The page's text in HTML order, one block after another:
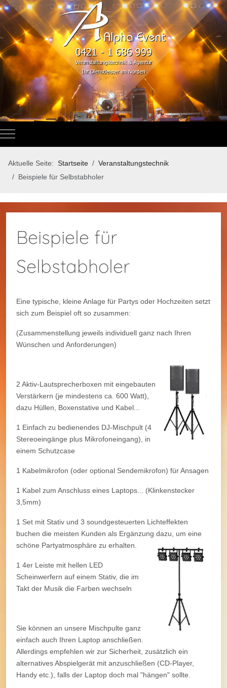
Mobile Menu Toggle
Aktuelle Seite: Startseite
Veranstaltungstechnik
Beispiele für Selbstabholer
Beispiele für
Selbstabholer
Eine typische, kleine Anlage für Partys oder Hochzeiten setzt
sich zum Beispiel oft so zusammen:
(Zusammenstellung jeweils individuell ganz nach Ihren
Wünschen und Anforderungen)
2 Aktiv-Lautsprecherboxen mit eingebauten
Verstärkern (je mindestens ca. 600 Watt),
dazu Hüllen, Boxenstative und Kabel...
1 Einfach zu bedienendes DJ-Mischpult (4
Stereoeingänge plus Mikrofoneingang), in
einem Schutzcase
1 Kabelmikrofon (oder optional Sendemikrofon) für Ansagen
1 Kabel zum Anschluss eines Laptops... (Klinkenstecker
3,5mm)
1 Set mit Stativ und 3 soundgesteuerten Lichteffekten
buchen die meisten Kunden als Ergänzung dazu, um eine
schöne Partyatmosphäre zu erhalten.
1 4er Leiste mit hellen LED
Scheinwerfern auf einem Stativ, die im
Takt der Musik die Farben wechseln
Sie können an unsere Mischpulte ganz
einfach auch Ihren Laptop anschließen.
Allerdings empfehlen wir zur Sicherheit, zusätzlich ein
alternatives Abspielgerät mit anzuschließen (CD-Player,
Handy etc.), falls der Laptop doch mal "hängen" sollte.